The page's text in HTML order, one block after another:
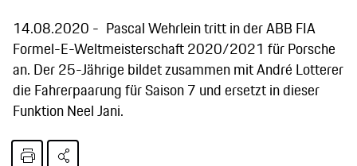
14.08.2020
Pascal Wehrlein tritt in der ABB FIA
Formel-E-Weltmeisterschaft 2020/2021 für Porsche
an. Der 25-Jährige bildet zusammen mit André Lotterer
die Fahrerpaarung für Saison 7 und ersetzt in dieser
Funktion Neel Jani.